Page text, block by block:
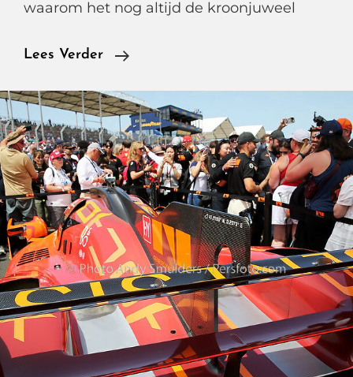
waarom het nog altijd de kroonjuweel
Lees Verder
Le
24
Uur,
Oranje
Dromen,
V12-
Symfonieën
En
Nederlandse
Autosport
Geschiedenis.